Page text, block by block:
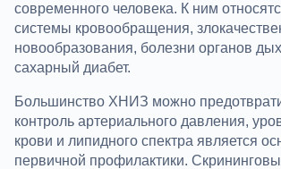
современного человека. К ним
системы кровообращения,
новообразования, болезни органов
сахарный диабет.
Большинство ХНИЗ можно
контроль артериального давления,
крови и липидного спектра является
первичной профилактики.